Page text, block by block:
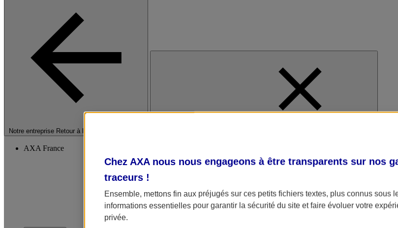
Notre entreprise Retour à la section précédente
AXA France
Chez AXA nous nous engageons à être transparents sur nos
traceurs !
Ensemble, mettons fin aux préjugés sur ces petits fichiers textes, plus connus sous
informations essentielles pour garantir la sécurité du site et faire évoluer votre
privée.